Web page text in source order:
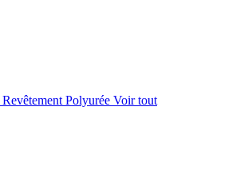
Revêtement Polyurée Voir tout